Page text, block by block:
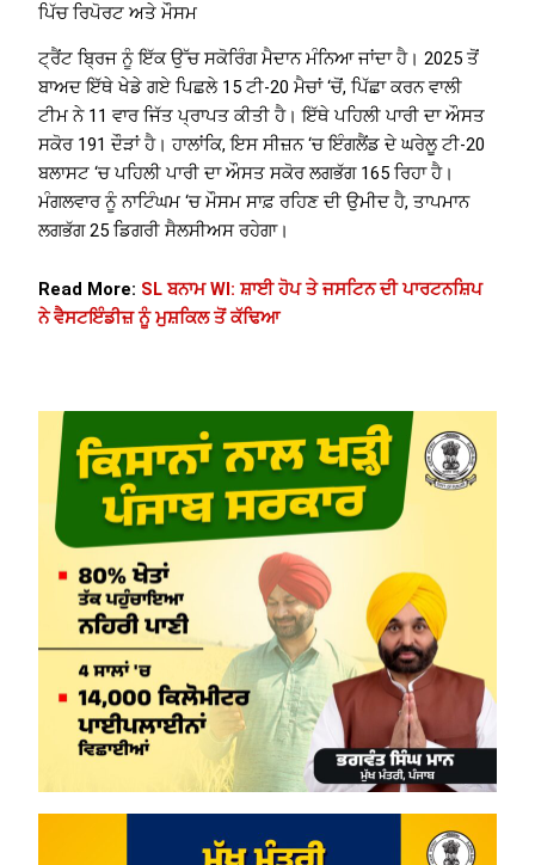
ਪਿੱਚ ਰਿਪੋਰਟ ਅਤੇ ਮੌਸਮ
ਟ੍ਰੈਂਟ ਬ੍ਰਿਜ ਨੂੰ ਇੱਕ ਉੱਚ ਸਕੋਰਿੰਗ ਮੈਦਾਨ ਮੰਨਿਆ ਜਾਂਦਾ ਹੈ। 2025 ਤੋਂ
ਬਾਅਦ ਇੱਥੇ ਖੇਡੇ ਗਏ ਪਿਛਲੇ 15 ਟੀ-20 ਮੈਚਾਂ ‘ਚੋਂ, ਪਿੱਛਾ ਕਰਨ ਵਾਲੀ
ਟੀਮ ਨੇ 11 ਵਾਰ ਜਿੱਤ ਪ੍ਰਾਪਤ ਕੀਤੀ ਹੈ। ਇੱਥੇ ਪਹਿਲੀ ਪਾਰੀ ਦਾ ਔਸਤ
ਸਕੋਰ 191 ਦੌੜਾਂ ਹੈ। ਹਾਲਾਂਕਿ, ਇਸ ਸੀਜ਼ਨ ‘ਚ ਇੰਗਲੈਂਡ ਦੇ ਘਰੇਲੂ ਟੀ-20
ਬਲਾਸਟ ‘ਚ ਪਹਿਲੀ ਪਾਰੀ ਦਾ ਔਸਤ ਸਕੋਰ ਲਗਭੱਗ 165 ਰਿਹਾ ਹੈ।
ਮੰਗਲਵਾਰ ਨੂੰ ਨਾਟਿੰਘਮ ‘ਚ ਮੌਸਮ ਸਾਫ਼ ਰਹਿਣ ਦੀ ਉਮੀਦ ਹੈ, ਤਾਪਮਾਨ
ਲਗਭੱਗ 25 ਡਿਗਰੀ ਸੈਲਸੀਅਸ ਰਹੇਗਾ।
Read More: SL ਬਨਾਮ WI: ਸ਼ਾਈ ਹੋਪ ਤੇ ਜਸਟਿਨ ਦੀ ਪਾਰਟਨਸ਼ਿਪ
ਨੇ ਵੈਸਟਇੰਡੀਜ਼ ਨੂੰ ਮੁਸ਼ਕਿਲ ਤੋਂ ਕੱਢਿਆ